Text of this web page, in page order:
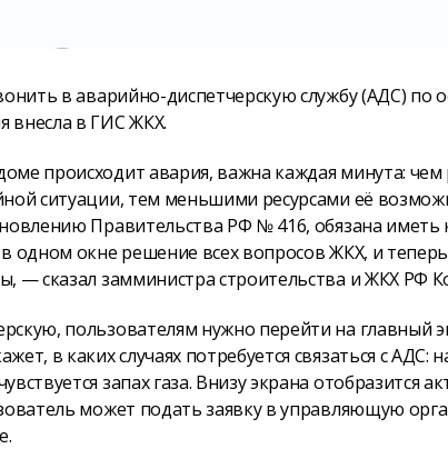
в аварийно-диспетчерскую службу (АДС)
внесла в ГИС ЖКХ.
происходит авария, важна каждая минута:
ситуации, тем меньшими ресурсами её
Правительства РФ № 416, обязана
одном окне решение всех вопросов ЖКХ, и
— сказал замминистра строительства и ЖКХ РФ
пользователям нужно перейти на главный
в каких случаях потребуется связаться с
запах газа. Внизу экрана отобразится
может подать заявку в управляющую